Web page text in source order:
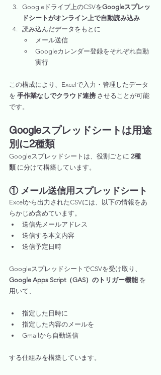
Googleドライブ上のCSVをGoogleスプレッ
ドシートがオンライン上で自動読み込み
読み込んだデータをもとに
メール送信
Googleカレンダー登録をそれぞれ自動
実行
この構成により、Excelで入力・管理したデータ
を 手作業なしでクラウド連携 させることが可能
です。
Googleスプレッドシートは用途
別に2種類
Googleスプレッドシートは、役割ごとに 2種
類 に分けて構築しています。
① メール送信用スプレッドシート
Excelから出力されたCSVには、以下の情報をあ
らかじめ含めています。
送信先メールアドレス
送信する本文内容
送信予定日時
GoogleスプレッドシートでCSVを受け取り、
Google Apps Script（GAS）のトリガー機能 を
用いて、
指定した日時に
指定した内容のメールを
Gmailから自動送信
する仕組みを構築しています。